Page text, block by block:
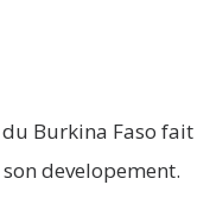
Burkina Faso fait
developement.